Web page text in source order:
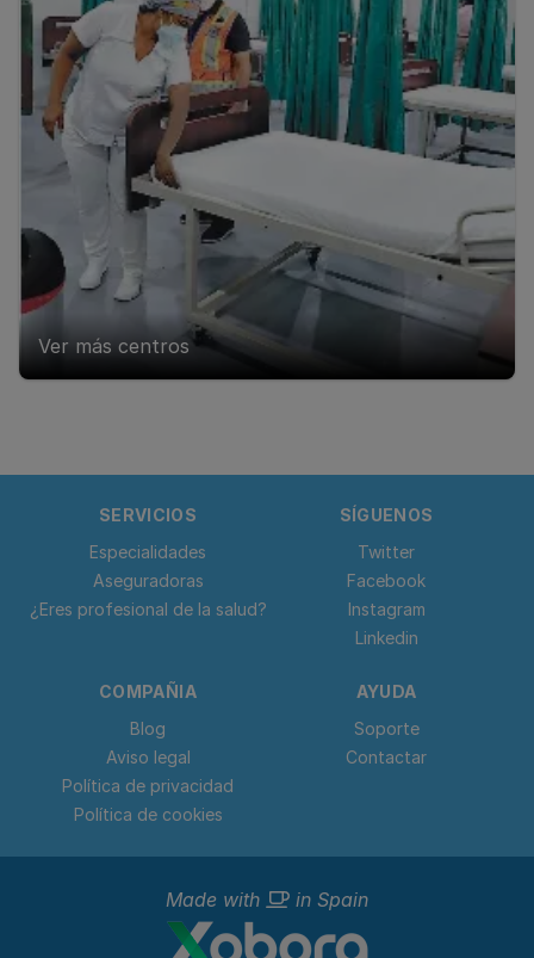
Ver más centros
SERVICIOS
Especialidades
Aseguradoras
¿Eres profesional de la salud?
SÍGUENOS
Twitter
Facebook
Instagram
Linkedin
COMPAÑIA
Blog
Aviso legal
Política de privacidad
Política de cookies
AYUDA
Soporte
Contactar
Made with in Spain